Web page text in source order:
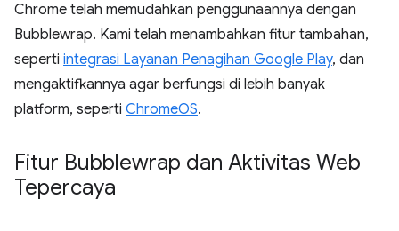
Chrome telah memudahkan penggunaannya dengan
Bubblewrap. Kami telah menambahkan fitur tambahan,
seperti integrasi Layanan Penagihan Google Play, dan
mengaktifkannya agar berfungsi di lebih banyak
platform, seperti ChromeOS.
Fitur Bubblewrap dan Aktivitas Web
Tepercaya